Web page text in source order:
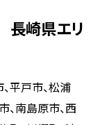
平戸市、松浦
、南島原市、西